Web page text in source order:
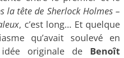
la tête de Sherlock Holmes –
, c’est long… Et quelque
qu’avait soulevé en
originale de Benoît